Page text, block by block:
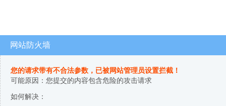
网站防火墙
您的请求带有不合法参数，已被网站管理员设置拦截！
可能原因：您提交的内容包含危险的攻击请求
如何解决：